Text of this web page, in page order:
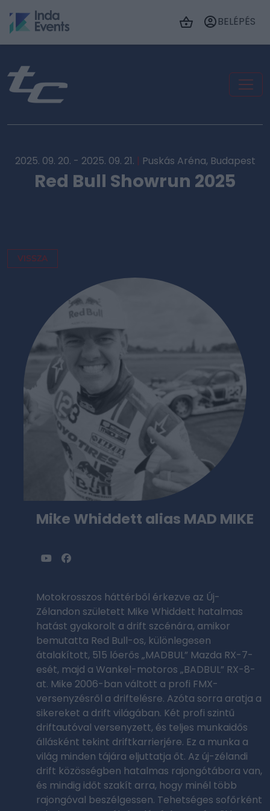
BELÉPÉS
2025. 09. 20. - 2025. 09. 21. | Puskás Aréna, Budapest
Red Bull Showrun 2025
VISSZA
Mike Whiddett alias MAD MIKE
Motokrosszos háttérből érkezve az Új-
Zélandon született Mike Whiddett hatalmas
hatást gyakorolt a drift szcénára, amikor
bemutatta Red Bull-os, különlegesen
átalakított, 515 lóerős „MADBUL” Mazda RX-7-
esét, majd a Wankel-motoros „BADBUL” RX-8-
at. Mike 2006-ban váltott a profi FMX-
versenyzésről a driftelésre. Azóta sorra aratja a
sikereket a drift világában. Két profi szintű
driftautóval versenyzett, és teljes munkaidős
állásként tekint driftkarrierjére. Ez a munka a
világ minden tájára eljuttatja őt. Az új-zélandi
drift közösségben hatalmas rajongótábora van,
és mindig időt szakít arra, hogy minél több
rajongóval beszélgessen. Tehetséges sofőrként